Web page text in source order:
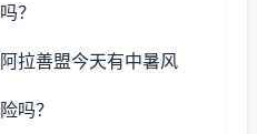
吗？
阿拉善盟今天有中暑风
险吗？